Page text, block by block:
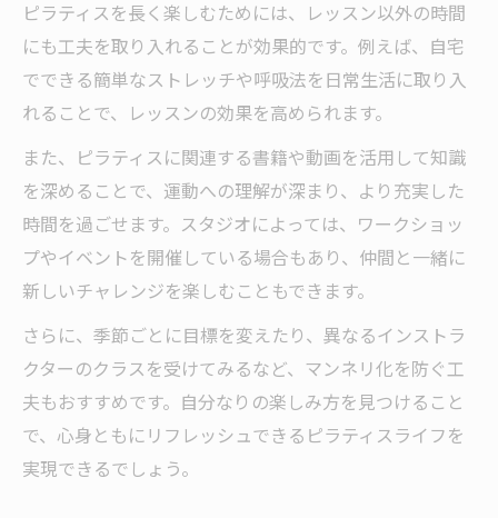
ピラティスを長く楽しむためには、レッスン以外の時間
にも工夫を取り入れることが効果的です。例えば、自宅
でできる簡単なストレッチや呼吸法を日常生活に取り入
れることで、レッスンの効果を高められます。
また、ピラティスに関連する書籍や動画を活用して知識
を深めることで、運動への理解が深まり、より充実した
時間を過ごせます。スタジオによっては、ワークショッ
プやイベントを開催している場合もあり、仲間と一緒に
新しいチャレンジを楽しむこともできます。
さらに、季節ごとに目標を変えたり、異なるインストラ
クターのクラスを受けてみるなど、マンネリ化を防ぐ工
夫もおすすめです。自分なりの楽しみ方を見つけること
で、心身ともにリフレッシュできるピラティスライフを
実現できるでしょう。